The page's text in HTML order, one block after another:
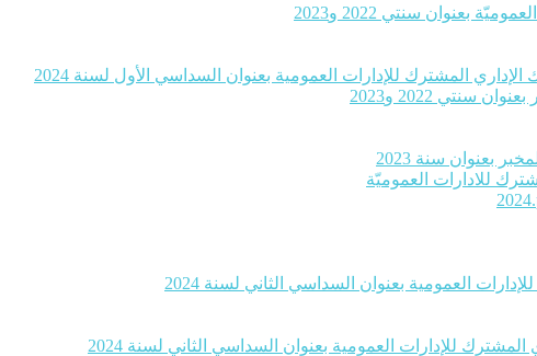
سنتي 2022 و2023
المشترك للإدارات العمومية بعنوان السداسي الأول لسنة 2024
2022 و2023
بعنوان سنة 2023
للادارات العموميّة
العمومية بعنوان السداسي الثاني لسنة 2024
للإدارات العمومية بعنوان السداسي الثاني لسنة 2024